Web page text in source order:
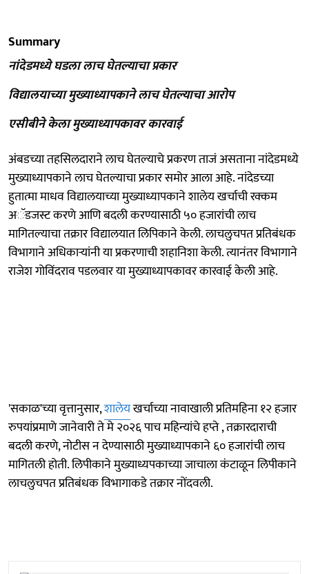
Summary
नांदेडमध्ये घडला लाच घेतल्याचा प्रकार
विद्यालयाच्या मुख्याध्यापकाने लाच घेतल्याचा आरोप
एसीबीने केला मुख्याध्यापकावर कारवाई
अंबडच्या तहसिलदाराने लाच घेतल्याचे प्रकरण ताजं असताना नांदेडमध्ये
मुख्याध्यापकाने लाच घेतल्याचा प्रकार समोर आला आहे. नांदेडच्या
हुतात्मा माधव विद्यालयाच्या मुख्याध्यापकाने शालेय खर्चाची रक्कम
अॅडजस्ट करणे आणि बदली करण्यासाठी ५० हजारांची लाच
मागितल्याचा तक्रार विद्यालयात लिपिकाने केली. लाचलुचपत प्रतिबंधक
विभागाने अधिकाऱ्यांनी या प्रकरणाची शहानिशा केली. त्यानंतर विभागाने
राजेश गोविंदराव पडलवार या मुख्याध्यापकावर कारवाई केली आहे.
'सकाळ'च्या वृत्तानुसार,शालेयखर्चाच्या नावाखाली प्रतिमहिना १२ हजार
रुपयांप्रमाणे जानेवारी ते मे २०२६ पाच महिन्यांचे हप्ते , तक्रारदाराची
बदली करणे, नोटीस न देण्यासाठी मुख्याध्यापकाने ६० हजारांची लाच
मागितली होती. लिपीकाने मुख्याध्यपकाच्या जाचाला कंटाळून लिपीकाने
लाचलुचपत प्रतिबंधक विभागाकडे तक्रार नोंदवली.